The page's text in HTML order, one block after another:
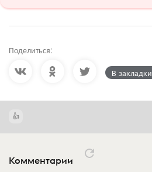
Поделиться:
В закладки
Комментарии